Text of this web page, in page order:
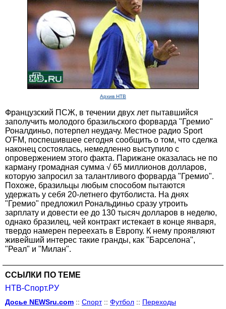
Архив НТВ
Французский ПСЖ, в течении двух лет пытавшийся
заполучить молодого бразильского форварда "Гремио"
Роналдиньо, потерпел неудачу. Местное радио Sport
O'FM, поспешившее сегодня сообщить о том, что сделка
наконец состоялась, немедленно выступило с
опровержением этого факта. Парижане оказалась не по
карману громадная сумма √ 65 миллионов долларов,
которую запросил за талантливого форварда "Гремио".
Похоже, бразильцы любым способом пытаются
удержать у себя 20-летнего футболиста. На днях
"Гремио" предложил Рональдиньо сразу утроить
зарплату и довести ее до 130 тысяч долларов в неделю,
однако бразилец, чей контракт истекает в конце января,
твердо намерен переехать в Европу. К нему проявляют
живейший интерес такие гранды, как "Барселона",
"Реал" и "Милан".
ССЫЛКИ ПО ТЕМЕ
НТВ-Спорт.РУ
Досье NEWSru.com :: Спорт:: Футбол :: Переходы